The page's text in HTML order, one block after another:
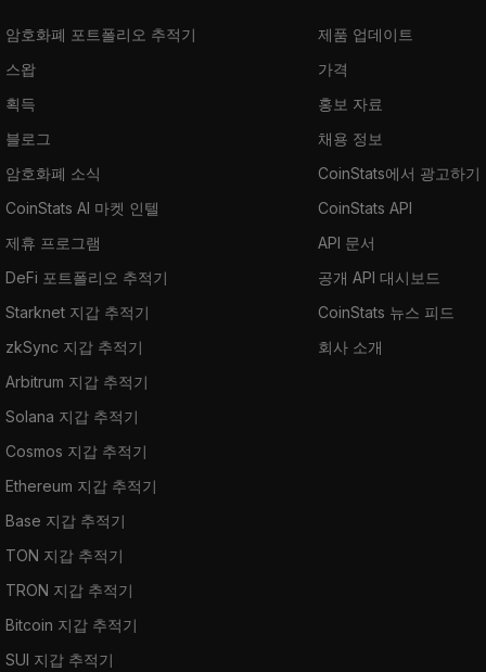
암호화폐 포트폴리오 추적기
스왑
획득
블로그
암호화폐 소식
CoinStats AI 마켓 인텔
제휴 프로그램
DeFi 포트폴리오 추적기
Starknet 지갑 추적기
zkSync 지갑 추적기
Arbitrum 지갑 추적기
Solana 지갑 추적기
Cosmos 지갑 추적기
Ethereum 지갑 추적기
Base 지갑 추적기
TON 지갑 추적기
TRON 지갑 추적기
Bitcoin 지갑 추적기
SUI 지갑 추적기
제품 업데이트
가격
홍보 자료
채용 정보
CoinStats에서 광고하기
CoinStats API
API 문서
공개 API 대시보드
CoinStats 뉴스 피드
회사 소개